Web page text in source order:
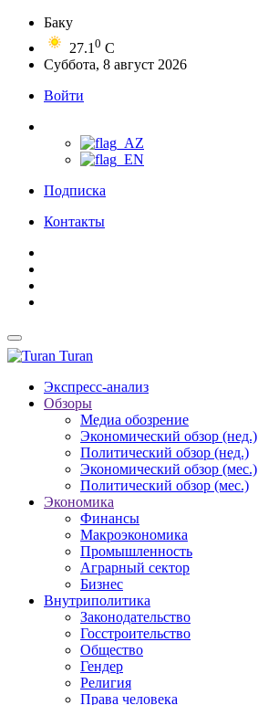
Баку
27.1 0 C
Суббота, 8 август 2026
Войти
Подписка
Контакты
Turan
Экспресс-анализ
Обзоры
Медиа обозрение
Экономический обзор (нед.)
Политический обзор (нед.)
Экономический обзор (мес.)
Политический обзор (мес.)
Экономика
Финансы
Макроэкономика
Промышленность
Аграрный сектор
Бизнес
Внутриполитика
Законодательство
Госстроительство
Общество
Гендер
Религия
Права человека